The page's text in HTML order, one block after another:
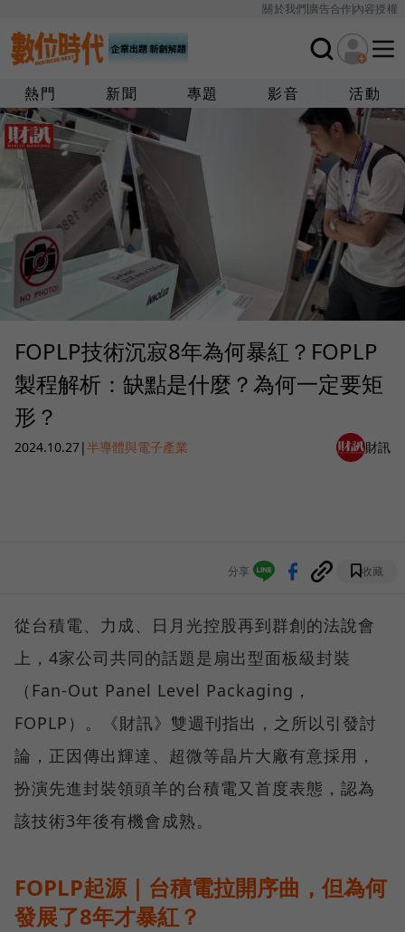
關於我們廣告合作內容授權
熱門 新聞 專題 影音 活動
FOPLP技術沉寂8年為何暴紅？FOPLP
製程解析：缺點是什麼？為何一定要矩
形？
2024.10.27|半導體與電子產業 財訊
分享 收藏
從台積電、力成、日月光控股再到群創的法說會
上，4家公司共同的話題是扇出型面板級封裝
（Fan-Out Panel Level Packaging，
FOPLP）。《財訊》雙週刊指出，之所以引發討
論，正因傳出輝達、超微等晶片大廠有意採用，
扮演先進封裝領頭羊的台積電又首度表態，認為
該技術3年後有機會成熟。
FOPLP起源｜台積電拉開序曲，但為何
發展了8年才暴紅？